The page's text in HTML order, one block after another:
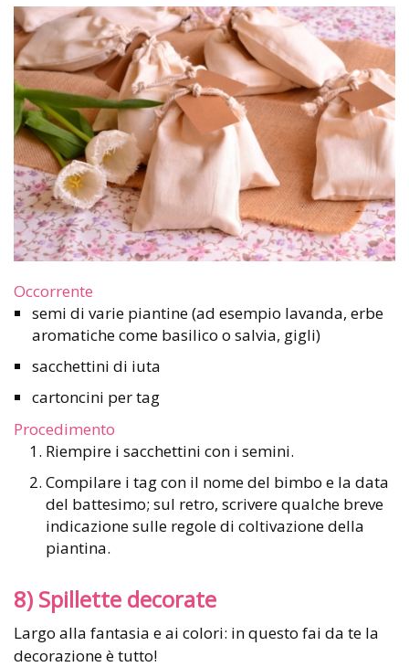
Occorrente
semi di varie piantine (ad esempio lavanda, erbe
aromatiche come basilico o salvia, gigli)
sacchettini di iuta
cartoncini per tag
Procedimento
Riempire i sacchettini con i semini.
Compilare i tag con il nome del bimbo e la data
del battesimo; sul retro, scrivere qualche breve
indicazione sulle regole di coltivazione della
piantina.
8) Spillette decorate
Largo alla fantasia e ai colori: in questo fai da te la
decorazione è tutto!